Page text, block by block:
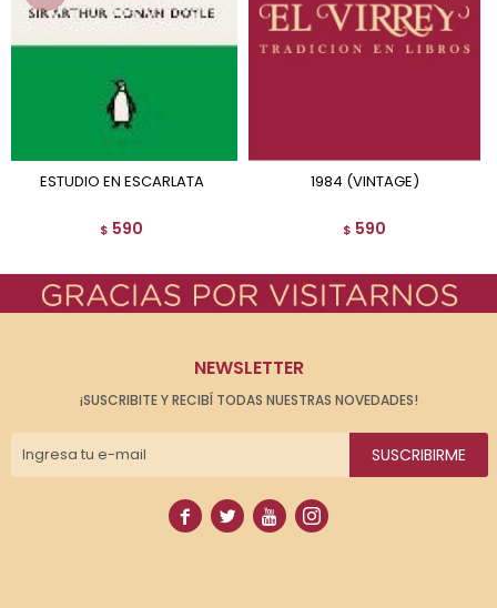
ESTUDIO EN ESCARLATA
$ 590
1984 (VINTAGE)
$ 590
NEWSLETTER
¡SUSCRIBITE Y RECIBÍ TODAS NUESTRAS NOVEDADES!
SUSCRIBIRME
   